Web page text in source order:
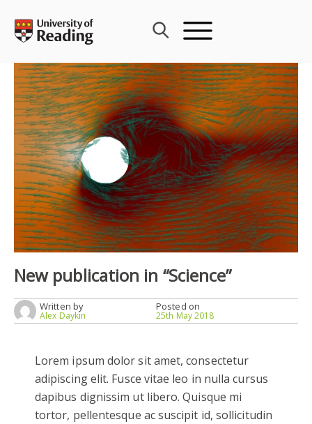
content
New publication in “Science”
Written by
Alex Daykin
Posted on
25th May 2018
Lorem ipsum dolor sit amet, consectetur
adipiscing elit. Fusce vitae leo in nulla cursus
dapibus dignissim ut libero. Quisque mi
tortor, pellentesque ac suscipit id, sollicitudin